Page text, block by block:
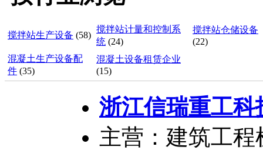
搅拌站生产设备 (58)
搅拌站计量和控制系
统 (24)
搅拌站仓储设备
(22)
混凝土生产设备配
件 (35)
混凝土设备租赁企业
(15)
浙江信瑞重工科
主营：建筑工